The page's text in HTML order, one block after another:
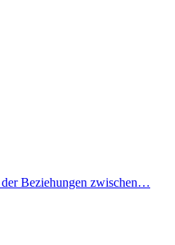
Beziehungen zwischen…